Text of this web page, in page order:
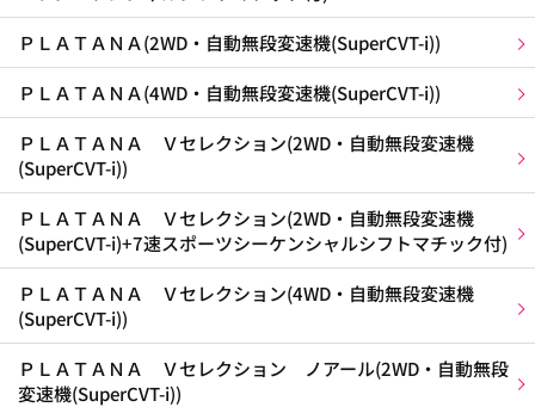
ＰＬＡＴＡＮＡ(2WD・自動無段変速機(SuperCVT-i))
ＰＬＡＴＡＮＡ(4WD・自動無段変速機(SuperCVT-i))
ＰＬＡＴＡＮＡ Ｖセレクション(2WD・自動無段変速機
(SuperCVT-i))
ＰＬＡＴＡＮＡ Ｖセレクション(2WD・自動無段変速機
(SuperCVT-i)+7速スポーツシーケンシャルシフトマチック付)
ＰＬＡＴＡＮＡ Ｖセレクション(4WD・自動無段変速機
(SuperCVT-i))
ＰＬＡＴＡＮＡ Ｖセレクション ノアール(2WD・自動無段
変速機(SuperCVT-i))